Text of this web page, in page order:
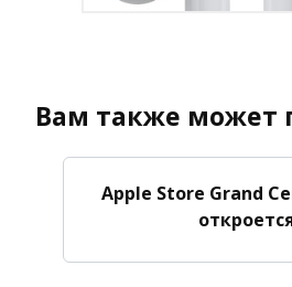
Вам также может
Apple Store Grand